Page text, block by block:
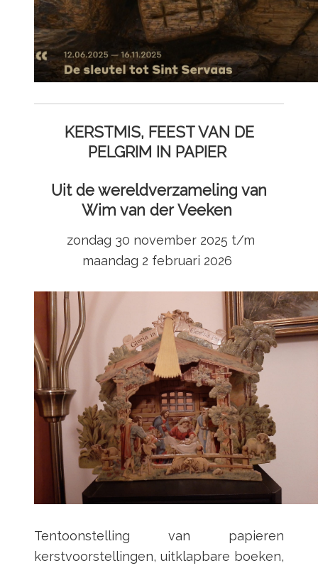
KERSTMIS, FEEST VAN DE
PELGRIM IN PAPIER
Uit de wereldverzameling van
Wim van der Veeken
zondag 30 november 2025 t/m
maandag 2 februari 2026
Tentoonstelling van papieren
kerstvoorstellingen, uitklapbare boeken,